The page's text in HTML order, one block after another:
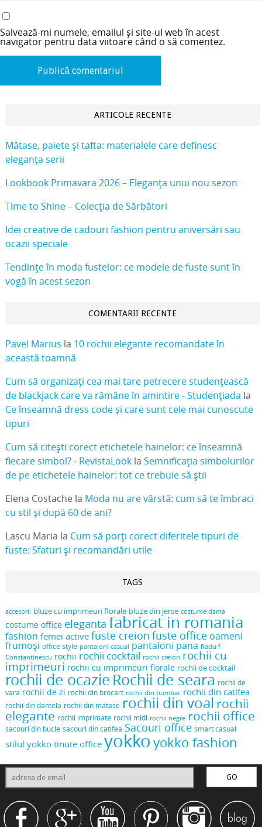
Salvează-mi numele, emailul și site-ul web în acest
navigator pentru data viitoare când o să comentez.
ARTICOLE RECENTE
Mătase, paiete și tafta: materialele care definesc
eleganța serii
Lookbook Primavara 2026 – Eleganța unui nou sezon
Time to Shine – Colecția de Sărbători
Idei creative de cadouri fashion pentru aniversări sau
ocazii speciale
Tendințe în moda fustelor: ce modele de fuste sunt în
vogă în acest sezon
COMENTARII RECENTE
Pavel Marius la 10 rochii elegante recomandate în
această toamnă
Cum să organizați cea mai tare petrecere studențească
de blackjack care va rămâne în amintire - Studențiada la
Ce înseamnă dress code și care sunt cele mai cunoscute
tipuri
Cum să citești corect etichetele hainelor: ce înseamnă
fiecare simbol? - RevistaLookla Semnificația simbolurilor
de pe etichetele hainelor: tot ce trebuie să știi
Elena Costachela Moda nu are vârstă: cum să te îmbraci
cu stil și după 60 de ani?
Lascu Maria la Cum să porți corect diferitele tipuri de
fuste: Sfaturi și recomandări utile
TAGS
accesorii bluze cu imprimeuri florale bluze din jerse costume dama
costume office eleganta fabricat in romania
fashion femei active fuste creion fuste office oameni
frumoși office style pantaloni casual pantaloni pana Radu f
Constantinescu rochii rochii cocktail rochii creion rochii cu
imprimeuri rochii cu imprimeuri florale rochii de cocktail
rochii de ocazie Rochii de seara rochii de
vara rochii de zi rochii din brocart rochii din bumbac rochii din catifea
rochii din dantela rochii din matase rochii din voal rochii
elegante rochii imprimate rochii midi rochii negre rochii office
sacouri din bucle sacouri din catifea Sacouri office smart casual
stilul yokko tinute office yokko yokko fashion